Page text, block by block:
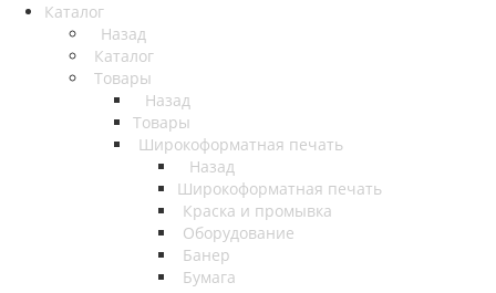
Каталог
Назад
Каталог
Товары
Назад
Товары
Широкоформатная печать
Назад
Широкоформатная печать
Краска и промывка
Оборудование
Банер
Бумага